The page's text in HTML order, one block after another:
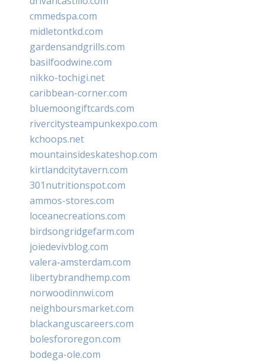
cmmedspa.com
midletontkd.com
gardensandgrills.com
basilfoodwine.com
nikko-tochigi.net
caribbean-corner.com
bluemoongiftcards.com
rivercitysteampunkexpo.com
kchoops.net
mountainsideskateshop.com
kirtlandcitytavern.com
301nutritionspot.com
ammos-stores.com
loceanecreations.com
birdsongridgefarm.com
joiedevivblog.com
valera-amsterdam.com
libertybrandhemp.com
norwoodinnwi.com
neighboursmarket.com
blackanguscareers.com
bolesfororegon.com
bodega-ole.com